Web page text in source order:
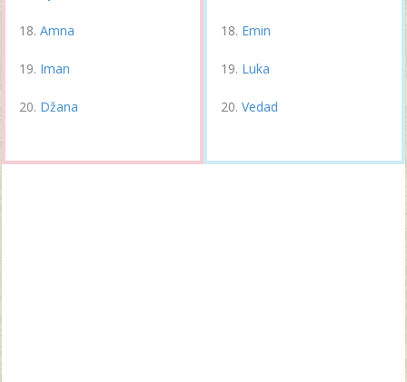
Amna
Iman
Džana
Emin
Luka
Vedad